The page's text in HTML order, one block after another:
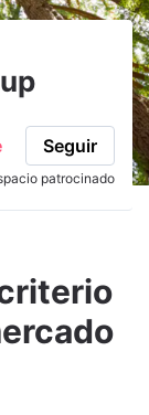
Comentar
Seguir
patrocinado